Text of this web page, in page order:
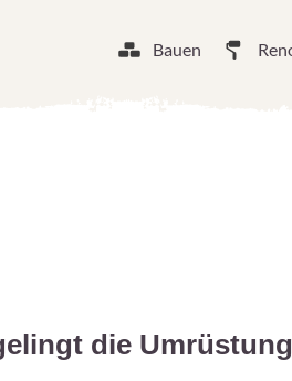
Bauen
die Umrüstung